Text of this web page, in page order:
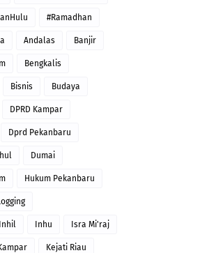
#Ramadhan
Andalas Banjir
Bengkalis
Bisnis Budaya
DPRD Kampar
Dprd Pekanbaru
Dumai
Hukum Pekanbaru
Inhil Inhu Isra Mi'raj
Kejati Riau